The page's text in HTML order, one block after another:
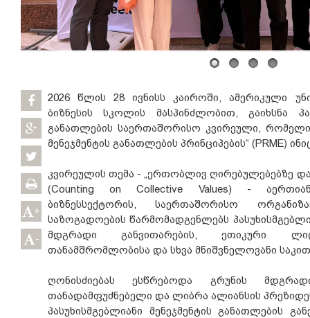
+
-
2026 წლის 28 ივნისს კაიროში, ამერიკული
ბიზნესის სკოლის მასპინძლობით, გაიხსნა
განათლების საერთაშორისო კვირეული,
მენეჯმენტის განათლების პრინციპების“ (PRME)
კვირეულის თემა - „ერთობლივ ღირებულებებზე
(Counting on Collective Values) -
ბიზნესსექტორის, საერთაშორისო
საზოგადოების წარმომადგენლებს
მდგრადი განვითარების, ეთიკური
თანამშრომლობისა და სხვა მნიშვნელოვანი
ღონისძიებას ესწრებოდა გრუნის
თანადამფუძნებელი და ლიბრა ალიანსის
პასუხისმგებლიანი მენეჯმენტის განათლების